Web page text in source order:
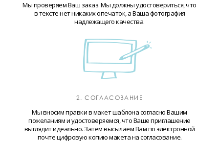
Мы проверяем Ваш заказ. Мы должны удостовериться, что
в тексте нет никаких опечаток, а Ваша фотография
надлежащего качества.
2. СОГЛАСОВАНИЕ
Мы вносим правки в макет шаблона согласно Вашим
пожеланиям и удостоверяемся, что Ваше приглашение
выглядит идеально. Затем высылаем Вам по электронной
почте цифровую копию макета на согласование.